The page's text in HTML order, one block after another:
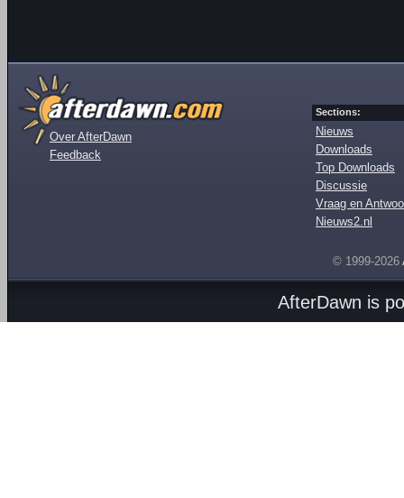
Over AfterDawn
Feedback
Sections:
Nieuws
Downloads
Top Downloads
Discussie
Vraag en
Nieuws2.nl
© 1999-2026
AfterDawn is